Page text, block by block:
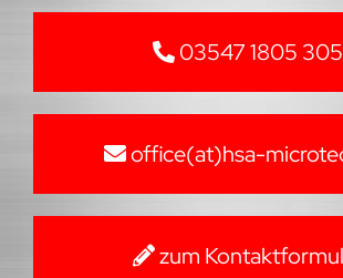
03547 1805 305
office(at)hsa-
zum